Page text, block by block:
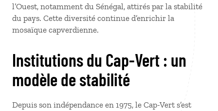
l’Ouest, notamment du Sénégal, attirés par la stabilité
du pays. Cette diversité continue d’enrichir la
mosaïque capverdienne.
Institutions du Cap-Vert : un
modèle de stabilité
Depuis son indépendance en 1975, le Cap-Vert s’est